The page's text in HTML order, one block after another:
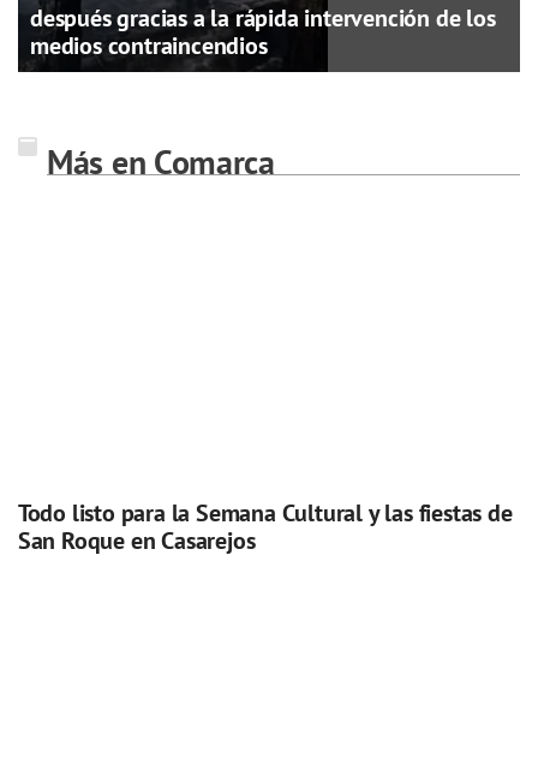
después gracias a la rápida intervención de los
medios contraincendios
Más en Comarca
Todo listo para la Semana Cultural y las fiestas de
San Roque en Casarejos